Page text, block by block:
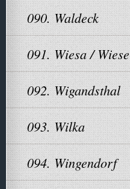
090. Waldeck
091. Wiesa / Wiese
092. Wigandsthal
093. Wilka
094. Wingendorf